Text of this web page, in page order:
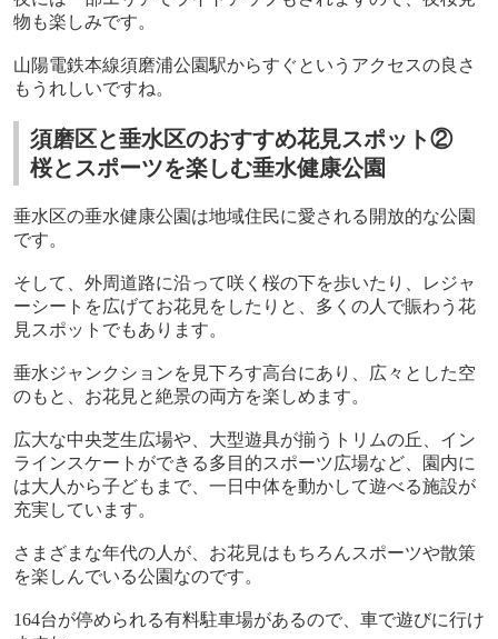
物も楽しみです。
山陽電鉄本線須磨浦公園駅からすぐというアクセスの良さ
もうれしいですね。
須磨区と垂水区のおすすめ花見スポット②
桜とスポーツを楽しむ垂水健康公園
垂水区の垂水健康公園は地域住民に愛される開放的な公園
です。
そして、外周道路に沿って咲く桜の下を歩いたり、レジャ
ーシートを広げてお花見をしたりと、多くの人で賑わう花
見スポットでもあります。
垂水ジャンクションを見下ろす高台にあり、広々とした空
のもと、お花見と絶景の両方を楽しめます。
広大な中央芝生広場や、大型遊具が揃うトリムの丘、イン
ラインスケートができる多目的スポーツ広場など、園内に
は大人から子どもまで、一日中体を動かして遊べる施設が
充実しています。
さまざまな年代の人が、お花見はもちろんスポーツや散策
を楽しんでいる公園なのです。
164台が停められる有料駐車場があるので、車で遊びに行け